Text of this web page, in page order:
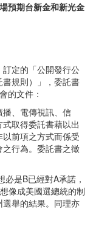
預期台新金和新光金
定的「公開發行公
規則）」，委託書
的文件：
、電傳視訊、信
取得委託書藉以出
前項之方式而係受
行為。委託書之徵
是B已經對A承諾，
像成美國選總統的制
舉的結果。同理亦